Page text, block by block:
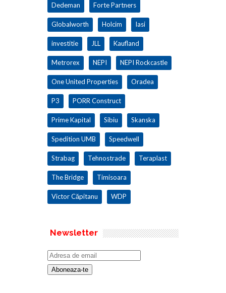
Dedeman Forte Partners
Globalworth Holcim Iasi
investitie JLL Kaufland
Metrorex NEPI NEPI Rockcastle
One United Properties Oradea
P3 PORR Construct
Prime Kapital Sibiu Skanska
Spedition UMB Speedwell
Strabag Tehnostrade Teraplast
The Bridge Timisoara
Victor Căpitanu WDP
Newsletter